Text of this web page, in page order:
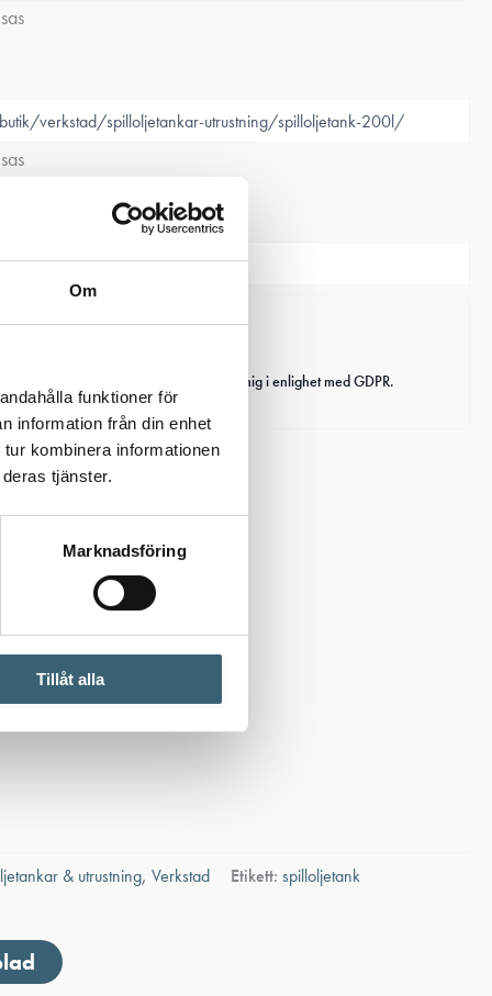
Om
funktioner för
information från din enhet
kombinera informationen
tjänster.
Marknadsföring
Tillåt alla
AB behandlar personuppgifter om mig i enlighet med GDPR.
& utrustning, Verkstad Etikett: spilloljetank